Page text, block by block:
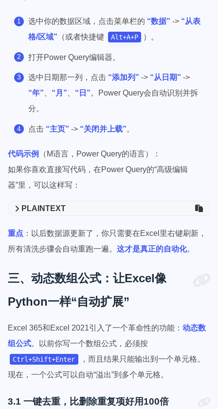
选中你的数据区域，点击菜单栏的 “数据” -> “从表
格/区域” （或者快捷键 Alt+A+P ）。
打开Power Query编辑器。
选中日期那一列，点击 “添加列” -> “从日期” ->
“年”
“月” “日”。Power Query会自动识别并拆
分。
点击 “主页” -> “关闭并上载”。
代码示例
（M语言，Power Query的语言）：
如果你喜欢直接写代码，在Power Query的“高级编辑
器”里，可以这样写：
PLAINTEXT
重点 ：以后数据源更新了，你只需要在Excel里右键刷新，
所有清洗步骤会自动重跑一遍。 这才是真正的自动化。
三、动态数组公式：让Excel像
Python一样“自动扩展”
Excel 365和Excel 2021引入了一个革命性的功能： 动态数
组公式。以前你写一个数组公式，必须按
Ctrl+Shift+Enter
，而且结果只能输出到一个单元格。
现在，一个公式可以自动“溢出”到多个单元格。
3.1 一键去重，比删除重复项好用100倍